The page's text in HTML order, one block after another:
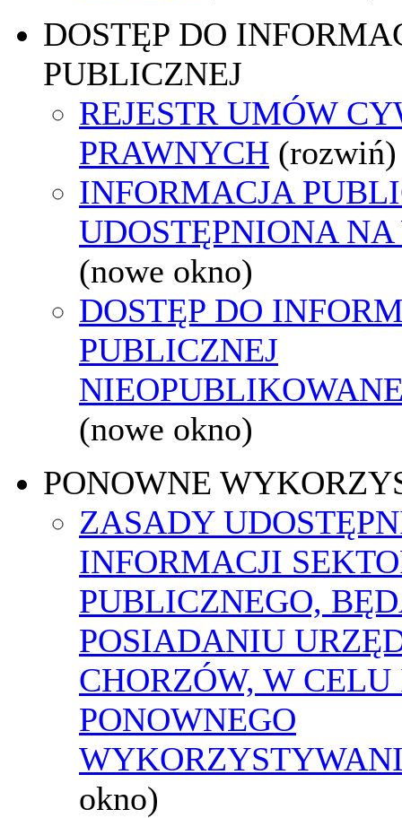
DOSTĘP DO
PUBLICZNEJ
REJESTR UMÓW
PRAWNYCH (rozwiń)
INFORMACJA
UDOSTĘPNIONA
(nowe okno)
DOSTĘP DO
PUBLICZNEJ
(nowe okno)
PONOWNE
ZASADY
INFORMACJI
PUBLICZNEGO,
POSIADANIU
CHORZÓW, W
PONOWNEGO
okno)